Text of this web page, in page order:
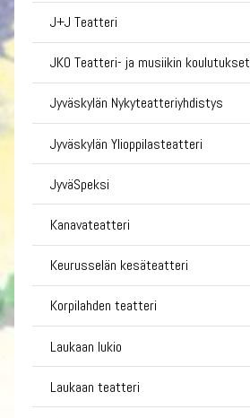
J+J Teatteri
JKO Teatteri- ja musiikin koulutukset
Jyväskylän Nykyteatteriyhdistys
Jyväskylän Ylioppilasteatteri
JyväSpeksi
Kanavateatteri
Keurusselän kesäteatteri
Korpilahden teatteri
Laukaan lukio
Laukaan teatteri